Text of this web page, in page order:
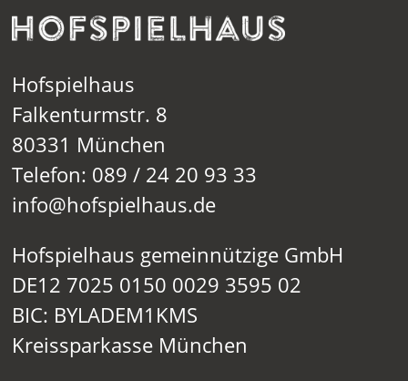
Hofspielhaus
Falkenturmstr. 8
80331 München
Telefon: 089 / 24 20 93 33
info@hofspielhaus.de
Hofspielhaus gemeinnützige GmbH
DE12 7025 0150 0029 3595 02
BIC: BYLADEM1KMS
Kreissparkasse München